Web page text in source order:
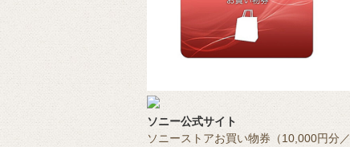
ソニー公式サイト
ソニーストアお買い物券（10,000円分／